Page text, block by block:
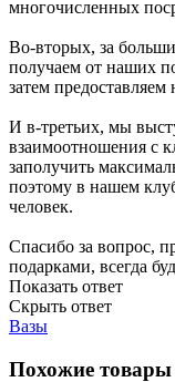
многочисленных
Во-вторых, за
получаем от наших
затем
И в-третьих, мы
взаимоотношения с
заполучить
поэтому в нашем
человек.
Спасибо за вопрос,
подарками, всегда
Показать ответ
Скрыть ответ
Вазы
Похожие товары